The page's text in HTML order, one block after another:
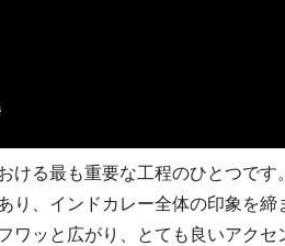
ける最も重要な工程のひとつで
り、インドカレー全体の印象を
ワッと広がり、とても良いアクセ